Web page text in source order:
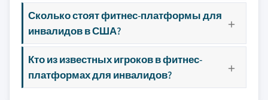
Сколько стоят фитнес-платформы для
инвалидов в США?
Кто из известных игроков в фитнес-
платформах для инвалидов?